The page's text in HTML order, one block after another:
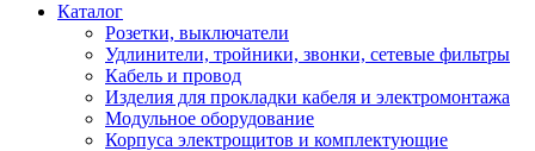
Каталог
Розетки, выключатели
Удлинители, тройники, звонки, сетевые фильтры
Кабель и провод
Изделия для прокладки кабеля и электромонтажа
Модульное оборудование
Корпуса электрощитов и комплектующие